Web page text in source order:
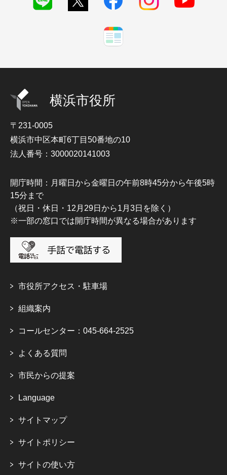
横浜市役所
〒231-0005
横浜市中区本町6丁目50番地の10
法人番号：3000020141003
開庁時間：月曜日から金曜日の午前8時45分から午後5時
15分まで
（祝日・休日・12月29日から1月3日を除く）
※一部の窓口では開庁時間が異なる場合があります
市役所アクセス・駐車場
組織案内
コールセンター：045-664-2525
よくある質問
市民からの提案
Language
サイトマップ
サイトポリシー
サイトの使い方